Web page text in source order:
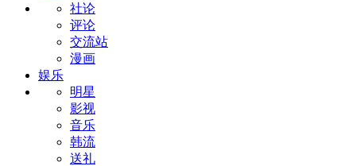
社论
评论
交流站
漫画
娱乐
明星
影视
音乐
韩流
送礼